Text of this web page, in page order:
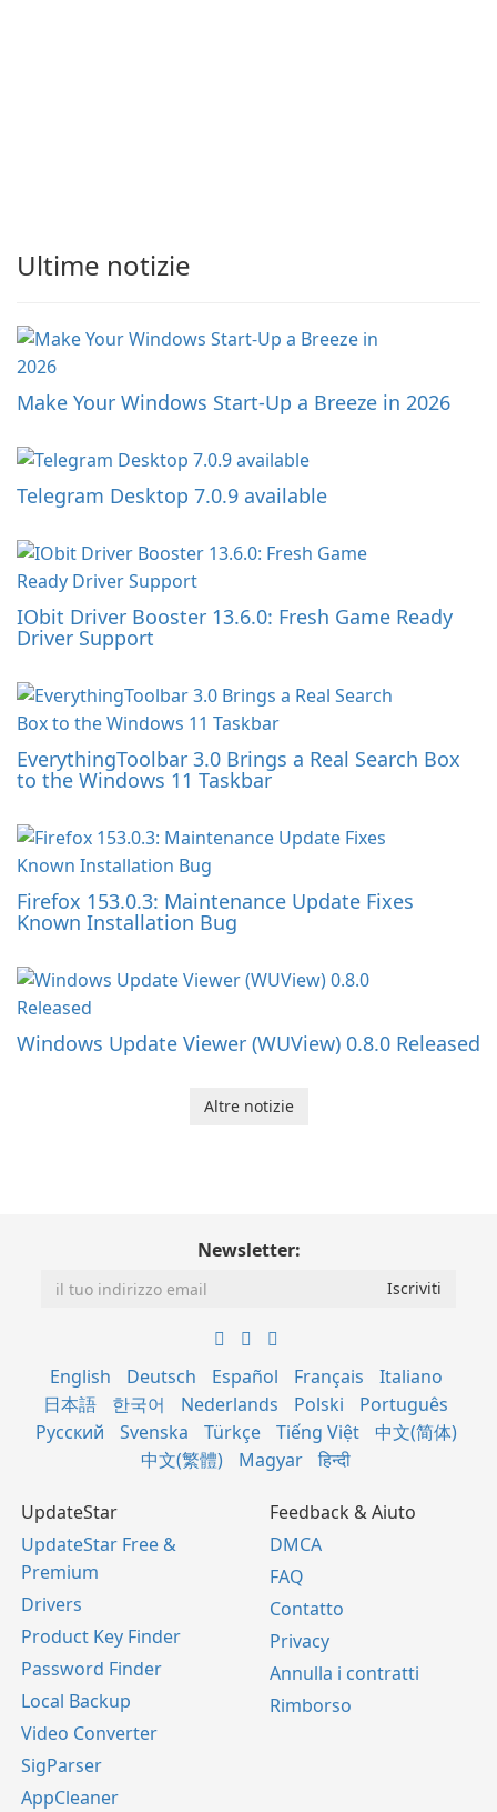
Ultime notizie
Make Your Windows Start-Up a Breeze in 2026
Telegram Desktop 7.0.9 available
IObit Driver Booster 13.6.0: Fresh Game Ready
Driver Support
EverythingToolbar 3.0 Brings a Real Search Box
to the Windows 11 Taskbar
Firefox 153.0.3: Maintenance Update Fixes
Known Installation Bug
Windows Update Viewer (WUView) 0.8.0 Released
Altre notizie
Newsletter:
English Deutsch Español Français
Italiano
日本語
한국어 Nederlands Polski
Português
Русский
Svenska Türkçe Tiếng Việt
中文(简体)
中文(繁體)
Magyar हिन्दी
UpdateStar
UpdateStar Free &
Premium
Drivers
Product Key Finder
Password Finder
Local Backup
Video Converter
SigParser
AppCleaner
Feedback & Aiuto
DMCA
FAQ
Contatto
Privacy
Annulla i contratti
Rimborso